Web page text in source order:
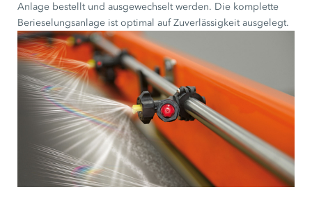
Anlage bestellt und ausgewechselt werden. Die komplette
Berieselungsanlage ist optimal auf Zuverlässigkeit ausgelegt.